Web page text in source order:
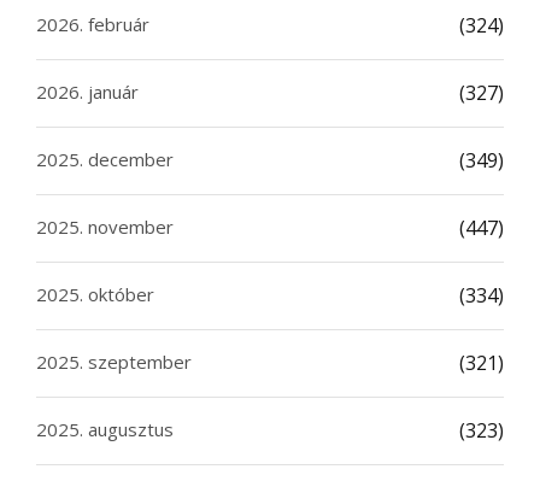
2026. február (324)
2026. január (327)
2025. december (349)
2025. november (447)
2025. október (334)
2025. szeptember (321)
2025. augusztus (323)